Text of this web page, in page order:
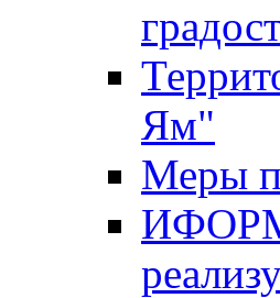
Ям"
Меры